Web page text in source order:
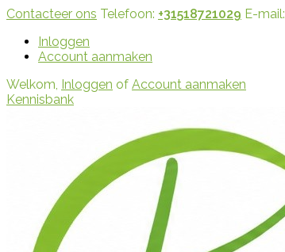
Contacteer ons Telefoon: +31518721029 E-mail:
Inloggen
Account aanmaken
Welkom, Inloggen of Account aanmaken
Kennisbank